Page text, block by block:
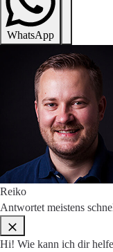
WhatsApp
Reiko
Antwortet meistens
Hi! Wie kann ich dir